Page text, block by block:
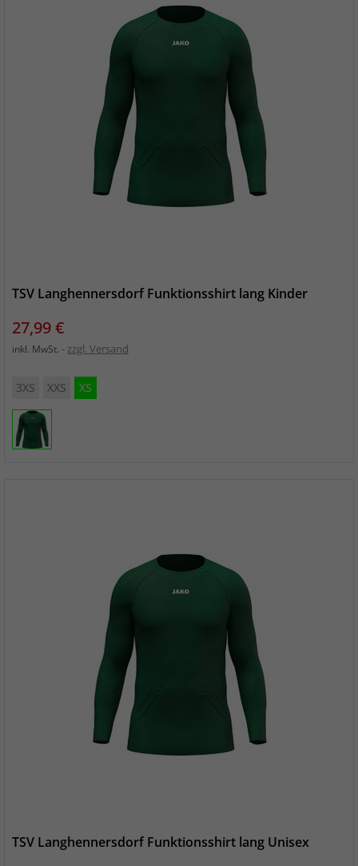
TSV Langhennersdorf Funktionsshirt lang Kinder
Preis
27,99 €
inkl. MwSt. zzgl. Versand
3XS XXS XS
TSV Langhennersdorf Funktionsshirt lang Unisex